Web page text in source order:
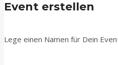
Event erstellen
Lege einen Namen für Dein